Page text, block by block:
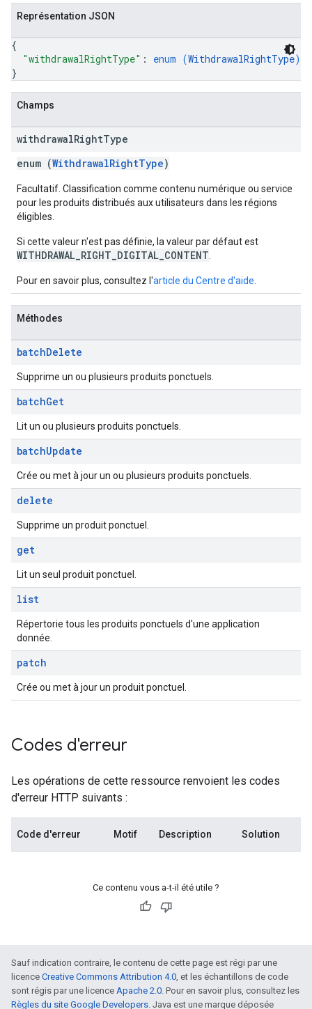
Représentation JSON
{
"withdrawalRightType" : enum (WithdrawalRightType)
}
Champs
withdrawalRightType
enum (WithdrawalRightType)
Facultatif. Classification comme contenu numérique ou service
pour les produits distribués aux utilisateurs dans les régions
éligibles.
Si cette valeur n'est pas définie, la valeur par défaut est
WITHDRAWAL_RIGHT_DIGITAL_CONTENT
Pour en savoir plus, consultez l'article du Centre d'aide
Méthodes
batchDelete
Supprime un ou plusieurs produits ponctuels.
batchGet
Lit un ou plusieurs produits ponctuels.
batchUpdate
Crée ou met à jour un ou plusieurs produits ponctuels.
delete
Supprime un produit ponctuel.
get
Lit un seul produit ponctuel.
list
Répertorie tous les produits ponctuels d'une application
donnée.
patch
Crée ou met à jour un produit ponctuel.
Codes d'erreur
Les opérations de cette ressource renvoient les codes
d'erreur HTTP suivants :
Code d'erreur Motif Description Solution
Ce contenu vous a-t-il été utile ?
Sauf indication contraire, le contenu de cette page est régi par une
licence Creative Commons Attribution 4.0, et les échantillons de code
sont régis par une licence Apache 2.0. Pour en savoir plus, consultez les
Règles du site Google Developers. Java est une marque déposée